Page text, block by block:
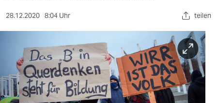
sport
berlin
nord
28.12.2020 8:04 Uhr teilen